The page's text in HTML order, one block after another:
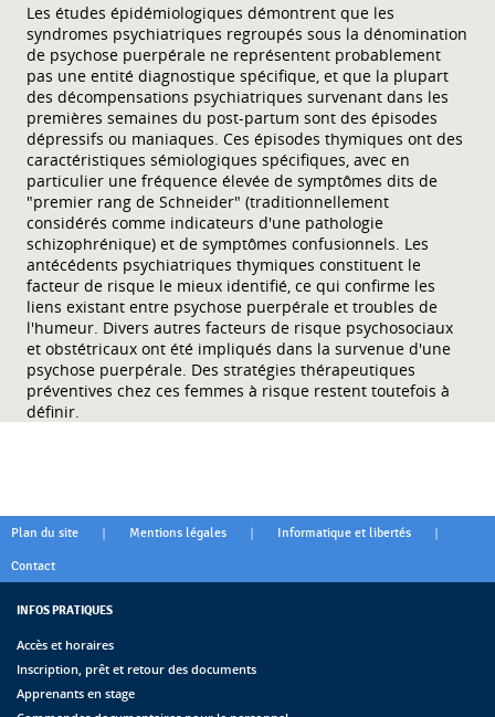
Les études épidémiologiques démontrent que les
syndromes psychiatriques regroupés sous la dénomination
de psychose puerpérale ne représentent probablement
pas une entité diagnostique spécifique, et que la plupart
des décompensations psychiatriques survenant dans les
premières semaines du post-partum sont des épisodes
dépressifs ou maniaques. Ces épisodes thymiques ont des
caractéristiques sémiologiques spécifiques, avec en
particulier une fréquence élevée de symptômes dits de
"premier rang de Schneider" (traditionnellement
considérés comme indicateurs d'une pathologie
schizophrénique) et de symptômes confusionnels. Les
antécédents psychiatriques thymiques constituent le
facteur de risque le mieux identifié, ce qui confirme les
liens existant entre psychose puerpérale et troubles de
l'humeur. Divers autres facteurs de risque psychosociaux
et obstétricaux ont été impliqués dans la survenue d'une
psychose puerpérale. Des stratégies thérapeutiques
préventives chez ces femmes à risque restent toutefois à
définir.
Plan du site | Mentions légales | Informatique et libertés |
Contact
INFOS PRATIQUES
Accès et horaires
Inscription, prêt et retour des documents
Apprenants en stage